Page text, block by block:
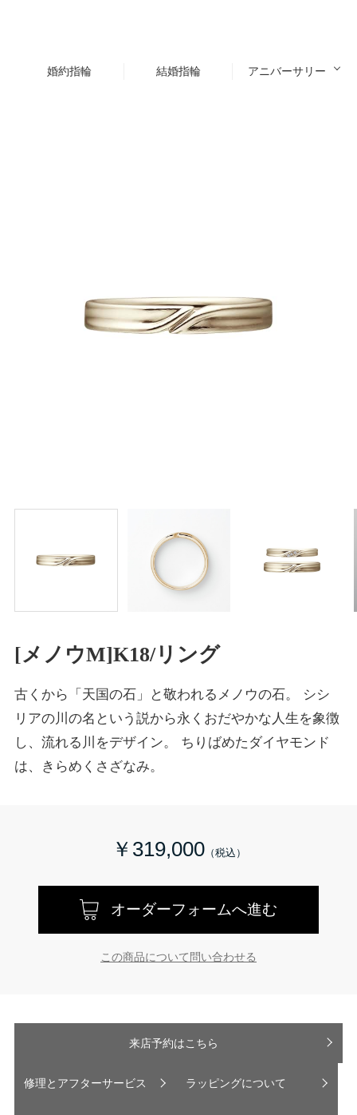
婚約指輪 結婚指輪 アニバーサリー
[メノウM]K18/リング
古くから「天国の石」と敬われるメノウの石。 シシ
リアの川の名という説から永くおだやかな人生を象徴
し、流れる川をデザイン。 ちりばめたダイヤモンド
は、きらめくさざなみ。
￥319,000
オーダーフォームへ進む
この商品について問い合わせる
来店予約はこちら
修理とアフターサービス ラッピングについて